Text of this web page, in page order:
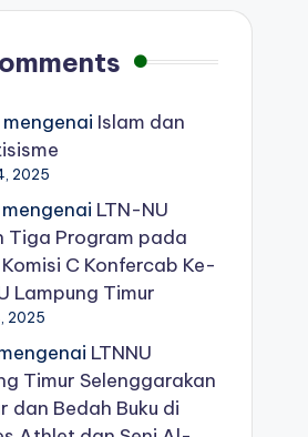
mengenai Islam dan
2025
mengenai LTN-NU
Tiga Program pada
C Konfercab Ke-
Lampung Timur
2025
LTNNU
Timur Selenggarakan
dan Bedah Buku di